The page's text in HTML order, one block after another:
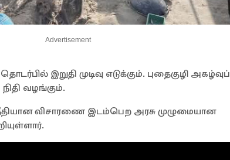
Advertisement
இறுதி முடிவு எடுக்கும். புதைகுழி அகழ்வுப்
வழங்கும்.
விசாரணை இடம்பெற அரசு முழுமையான